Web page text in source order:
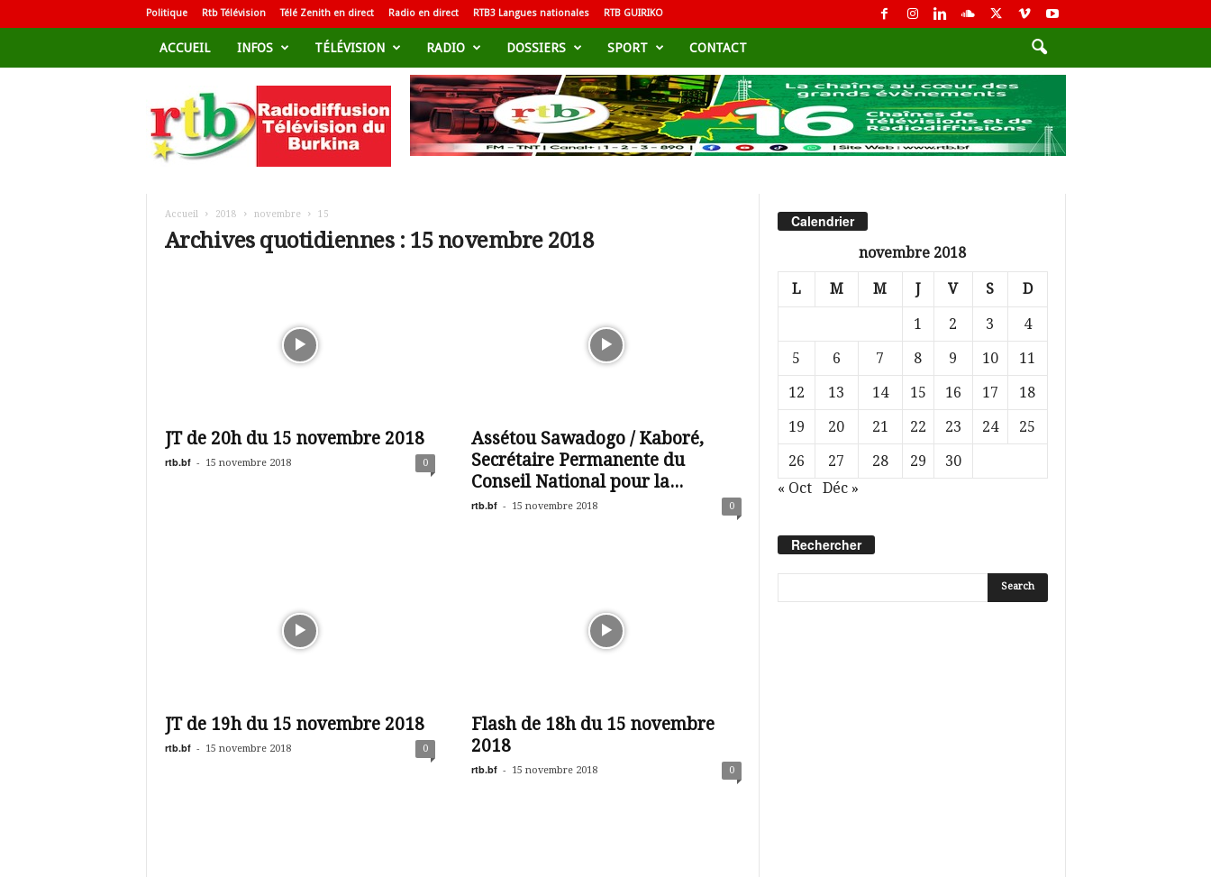
Politique Rtb Télévision Télé Zenith en direct Radio en direct RTB3 Langues nationales RTB GUIRIKO
ACCUEIL INFOS TÉLÉVISION RADIO DOSSIERS SPORT CONTACT
d
i
Accueil 2018 novembre 15
Archives quotidiennes : 15 novembre 2018
JT de 20h du 15 novembre 2018
rtb.bf - 15 novembre 2018 0
Assétou Sawadogo / Kaboré,
Secrétaire Permanente du
Conseil National pour la...
rtb.bf - 15 novembre 2018 0
JT de 19h du 15 novembre 2018
rtb.bf - 15 novembre 2018 0
Flash de 18h du 15 novembre
2018
rtb.bf - 15 novembre 2018 0
Calendrier
novembre 2018
L M M J V S D
1 2 3
4
5
6 7 8 9 10
11
12
13 14 15 16 17
18
19
20 21 22 23 24
25
26
27 28 29
30
« Oct
Déc »
Rechercher